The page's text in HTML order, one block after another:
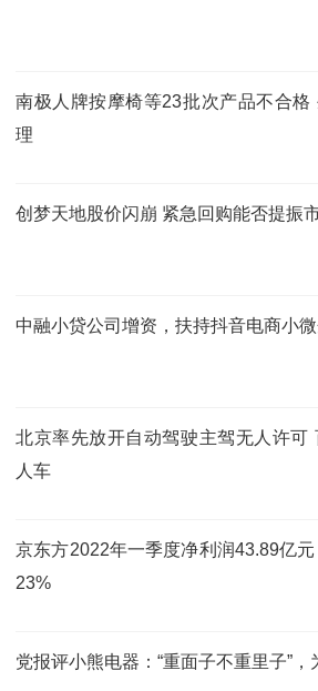
南极人牌按摩椅等23批次产品不合格
理
创梦天地股价闪崩 紧急回购能否提振
中融小贷公司增资，扶持抖音电商小
北京率先放开自动驾驶主驾无人许可
人车
京东方2022年一季度净利润43.89亿
23%
党报评小熊电器：“重面子不重里子”